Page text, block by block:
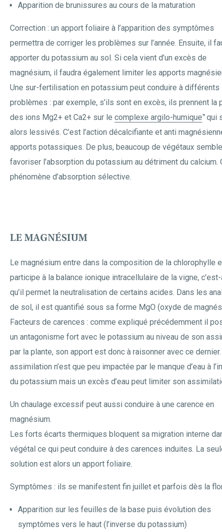
Apparition de brunissures au cours de la maturation
Correction : un apport foliaire à l’apparition des symptômes
permettra de corriger les problèmes sur l’année. Ensuite, il
apporter du potassium au sol. Si cela vient d’un excès de
magnésium, il faudra également limiter les apports
Une sur-fertilisation en potassium peut conduire à différents
problèmes : par exemple, s’ils sont en excès, ils prennent la
des ions Mg2+ et Ca2+ sur le complexe argilo-humique qui
alors lessivés. C’est l’action décalcifiante et anti
apports potassiques. De plus, beaucoup de végétaux
favoriser l’absorption du potassium au détriment du calcium.
phénomène d’absorption sélective.
LE MAGNÉSIUM
Le magnésium entre dans la composition de la chlorophylle
participe à la balance ionique intracellulaire de la vigne,
qu’il permet la neutralisation de certains acides. Dans les
de sol, il est quantifié sous sa forme MgO (oxyde de
Facteurs de carences : comme expliqué précédemment il
un antagonisme fort avec le potassium au niveau de son
par la plante, son apport est donc à raisonner avec ce
assimilation n’est que peu impactée par le manque d’eau à
du potassium mais un excès d’eau peut limiter son
Un chaulage excessif peut aussi conduire à une carence en
magnésium.
Les forts écarts thermiques bloquent sa migration interne
végétal ce qui peut conduire à des carences induites. La
solution est alors un apport foliaire.
Symptômes : ils se manifestent fin juillet et parfois dès la
Apparition sur les feuilles de la base puis évolution des
symptômes vers le haut (l’inverse du potassium)